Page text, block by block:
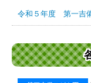
令和５年度 第一吉